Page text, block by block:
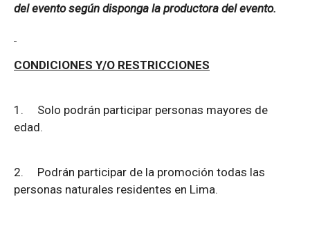
del evento según disponga la productora del evento.
CONDICIONES Y/O RESTRICCIONES
1. Solo podrán participar personas mayores de
edad.
2. Podrán participar de la promoción todas las
personas naturales residentes en Lima.